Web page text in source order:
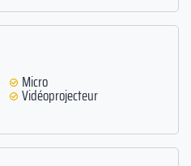
Micro
Vidéoprojecteur